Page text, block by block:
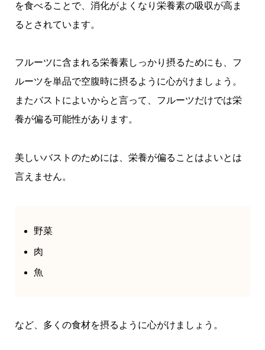
を食べることで、消化がよくなり栄養素の吸収が高ま
るとされています。
フルーツに含まれる栄養素しっかり摂るためにも、フ
ルーツを単品で空腹時に摂るように心がけましょう。
またバストによいからと言って、フルーツだけでは栄
養が偏る可能性があります。
美しいバストのためには、栄養が偏ることはよいとは
言えません。
野菜
肉
魚
など、多くの食材を摂るように心がけましょう。